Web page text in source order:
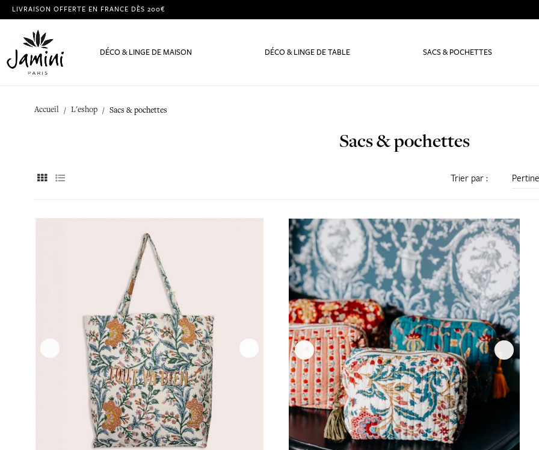
LIVRAISON OFFERTE EN FRANCE DÈS 200€
DÉCO & LINGE DE MAISON DÉCO & LINGE DE TABLE SACS & POCHETTES
Sacs & pochettes
Accueil L'eshop Sacs & pochettes
Trier par :